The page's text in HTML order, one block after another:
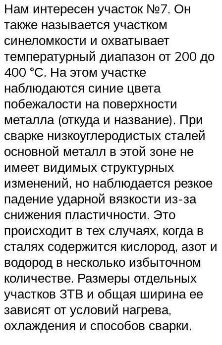
Нам интересен участок №7. Он
также называется участком
синеломкости и охватывает
температурный диапазон от 200 до
400 °С. На этом участке
наблюдаются синие цвета
побежалости на поверхности
металла (откуда и название). При
сварке низкоуглеродистых сталей
основной металл в этой зоне не
имеет видимых структурных
изменений, но наблюдается резкое
падение ударной вязкости из-за
снижения пластичности. Это
происходит в тех случаях, когда в
сталях содержится кислород, азот и
водород в несколько избыточном
количестве. Размеры отдельных
участков ЗТВ и общая ширина ее
зависят от условий нагрева,
охлаждения и способов сварки.